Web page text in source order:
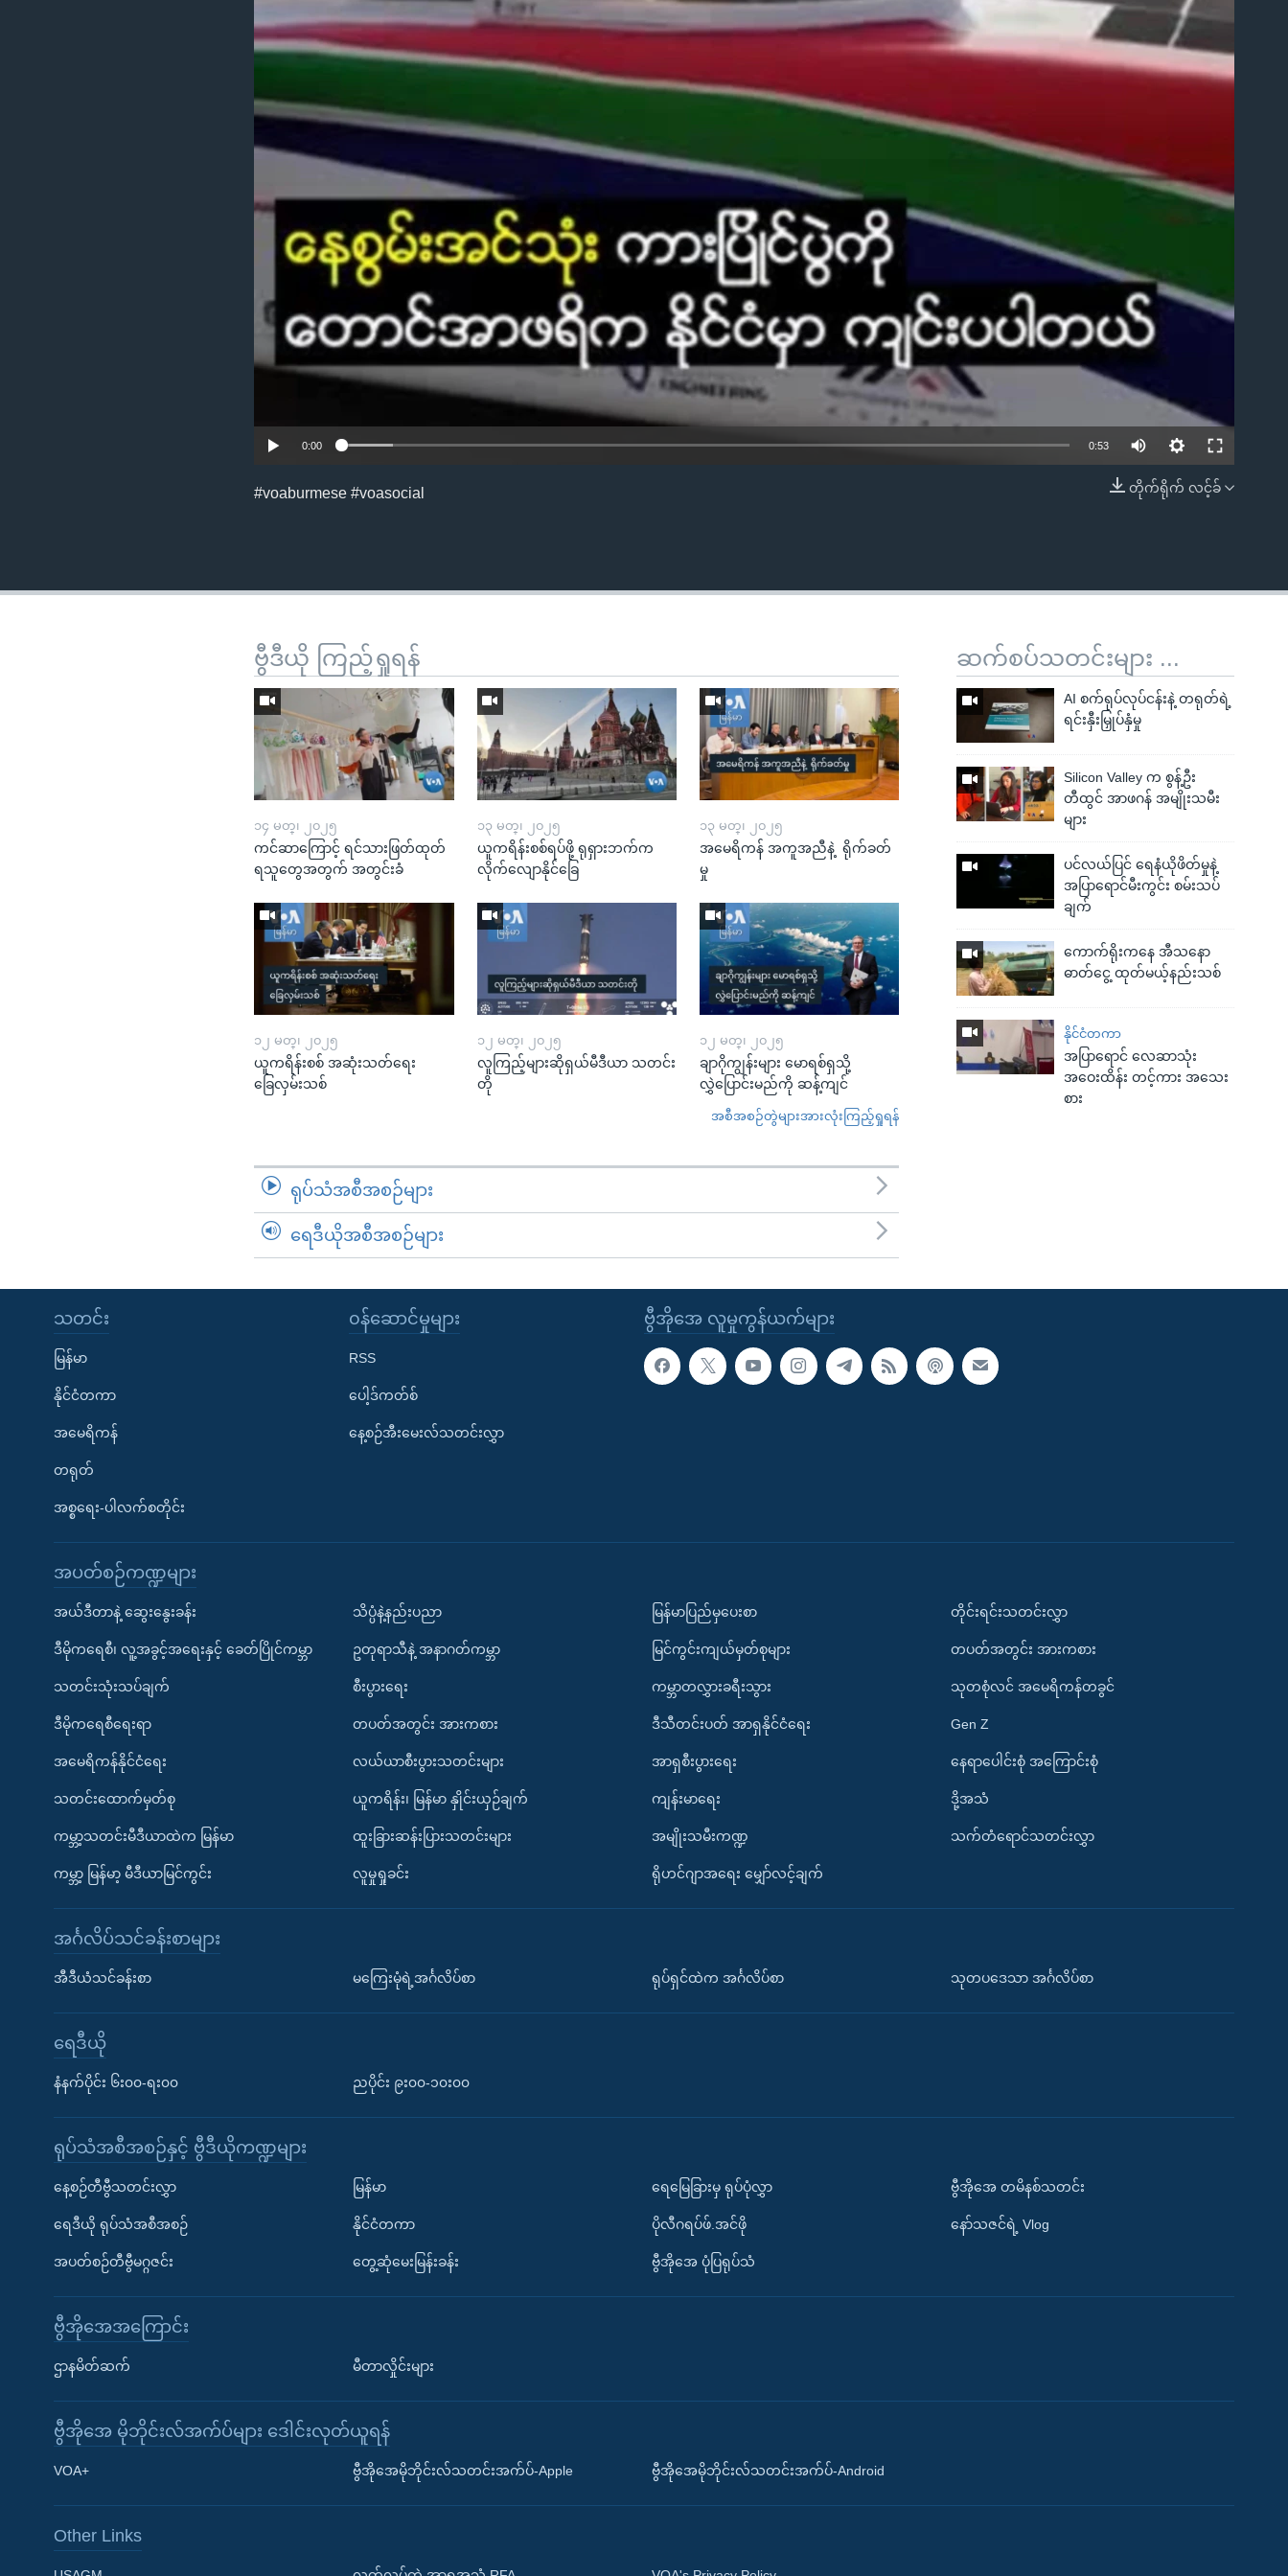
Learning English
ဗွီအိုအေ လူမှုကွန်ယက်များ
ဘာသာစကားများ
EMBED
0:00 0:53
တိုက်ရိုက် လင့်ခ်
#voaburmese #voasocial
ဆက်စပ်သတင်းများ ...
AI စက်ရုပ်လုပ်ငန်းနဲ့ တရုတ်ရဲ့
ရင်းနှီးမြှုပ်နှံမှု
Silicon Valley က စွန့်ဦး
တီထွင် အာဖဂန် အမျိုးသမီး
များ
ပင်လယ်ပြင် ရေနံယိုဖိတ်မှုနဲ့
အပြာရောင်မီးကွင်း စမ်းသပ်
ချက်
ကောက်ရိုးကနေ အီသနော
ဓာတ်ငွေ့ ထုတ်မယ့်နည်းသစ်
နိုင်ငံတကာ
အပြာရောင် လေဆာသုံး
အဝေးထိန်း တင့်ကား အသေး
စား
ဗွီဒီယို ကြည့်ရှုရန်
၁၄ မတ္၊ ၂၀၂၅
ကင်ဆာကြောင့် ရင်သားဖြတ်ထုတ်
ရသူတွေအတွက် အတွင်းခံ
၁၃ မတ္၊ ၂၀၂၅
ယူကရိန်းစစ်ရပ်ဖို့ ရုရှားဘက်က
လိုက်လျောနိုင်ခြေ
၁၃ မတ္၊ ၂၀၂၅
အမေရိကန် အကူအညီနဲ့ ရိုက်ခတ်
မှု
၁၂ မတ္၊ ၂၀၂၅
ယူကရိန်းစစ် အဆုံးသတ်ရေး
ခြေလှမ်းသစ်
၁၂ မတ္၊ ၂၀၂၅
လူကြည့်များဆိုရှယ်မီဒီယာ သတင်း
တို
၁၂ မတ္၊ ၂၀၂၅
ချာဂိုကျွန်းများ မောရစ်ရှသို့
လွှဲပြောင်းမည်ကို ဆန့်ကျင်
အစီအစဉ်တွဲများအားလုံးကြည့်ရှုရန်
ရုပ်သံအစီအစဉ်များ
ရေဒီယိုအစီအစဉ်များ
ဗွီအိုအေ လူမှုကွန်ယက်များ
သတင်း
မြန်မာ
နိုင်ငံတကာ
အမေရိကန်
တရုတ်
အစ္စရေး-ပါလက်စတိုင်း
၀န်ဆောင်မှုများ
RSS
ပေါ့ဒ်ကတ်စ်
နေ့စဉ်အီးမေးလ်သတင်းလွှာ
အပတ်စဉ်ကဏ္ဍများ
အယ်ဒီတာနဲ့ ဆွေးနွေးခန်း
ဒီမိုကရေစီ၊ လူ့အခွင့်အရေးနှင့် ခေတ်ပြိုင်ကမ္ဘာ
သတင်းသုံးသပ်ချက်
ဒီမိုကရေစီရေးရာ
အမေရိကန်နိုင်ငံရေး
သတင်းထောက်မှတ်စု
ကမ္ဘာ့သတင်းမီဒီယာထဲက မြန်မာ
ကမ္ဘာ့ မြန်မာ့ မီဒီယာမြင်ကွင်း
သိပ္ပံနဲ့နည်းပညာ
ဥတုရာသီနဲ့ အနာဂတ်ကမ္ဘာ
စီးပွားရေး
တပတ်အတွင်း အားကစား
လယ်ယာစီးပွားသတင်းများ
ယူကရိန်း၊ မြန်မာ နှိုင်းယှဉ်ချက်
ထူးခြားဆန်းပြားသတင်းများ
လူမှုရှုခင်း
မြန်မာပြည်မှပေးစာ
မြင်ကွင်းကျယ်မှတ်စုများ
ကမ္ဘာတလွှားခရီးသွား
ဒီသီတင်းပတ် အာရှနိုင်ငံရေး
အာရှစီးပွားရေး
ကျန်းမာရေး
အမျိုးသမီးကဏ္ဍ
ရိုဟင်ဂျာအရေး မျှော်လင့်ချက်
တိုင်းရင်းသတင်းလွှာ
တပတ်အတွင်း အားကစား
သုတစုံလင် အမေရိကန်တခွင်
Gen Z
နေရာပေါင်းစုံ အကြောင်းစုံ
ဒို့အသံ
သက်တံရောင်သတင်းလွှာ
အင်္ဂလိပ်သင်ခန်းစာများ
အီဒီယံသင်ခန်းစာ မကြေးမုံရဲ့အင်္ဂလိပ်စာ ရုပ်ရှင်ထဲက အင်္ဂလိပ်စာ သုတပဒေသာ အင်္ဂလိပ်စာ
ရေဒီယို
နံနက်ပိုင်း ၆း၀၀-ရး၀၀ ညပိုင်း ၉း၀၀-၁၀း၀၀
ရုပ်သံအစီအစဉ်နှင့် ဗွီဒီယိုကဏ္ဍများ
နေ့စဉ်တီဗွီသတင်းလွှာ
ရေဒီယို ရုပ်သံအစီအစဉ်
အပတ်စဉ်တီဗွီမဂ္ဂဇင်း
မြန်မာ
နိုင်ငံတကာ
တွေ့ဆုံမေးမြန်းခန်း
ရေမြေခြားမှ ရုပ်ပုံလွှာ
ပိုလီဂရပ်ဖ်.အင်ဖို
ဗွီအိုအေ ပုံပြရုပ်သံ
ဗွီအိုအေ တမိနစ်သတင်း
နော်သဇင်ရဲ့ Vlog
ဗွီအိုအေအကြောင်း
ဌာနမိတ်ဆက် မီတာလှိုင်းများ
ဗွီအိုအေ မိုဘိုင်းလ်အက်ပ်များ ဒေါင်းလုတ်ယူရန်
VOA+ ဗွီအိုအေမိုဘိုင်းလ်သတင်းအက်ပ်-Apple ဗွီအိုအေမိုဘိုင်းလ်သတင်းအက်ပ်-Android
Other Links